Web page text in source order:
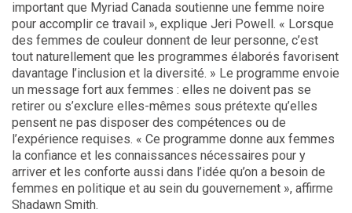
important que Myriad Canada soutienne une femme noire
pour accomplir ce travail », explique Jeri Powell. « Lorsque
des femmes de couleur donnent de leur personne, c’est
tout naturellement que les programmes élaborés favorisent
davantage l’inclusion et la diversité. » Le programme envoie
un message fort aux femmes : elles ne doivent pas se
retirer ou s’exclure elles-mêmes sous prétexte qu’elles
pensent ne pas disposer des compétences ou de
l’expérience requises. « Ce programme donne aux femmes
la confiance et les connaissances nécessaires pour y
arriver et les conforte aussi dans l’idée qu’on a besoin de
femmes en politique et au sein du gouvernement », affirme
Shadawn Smith.